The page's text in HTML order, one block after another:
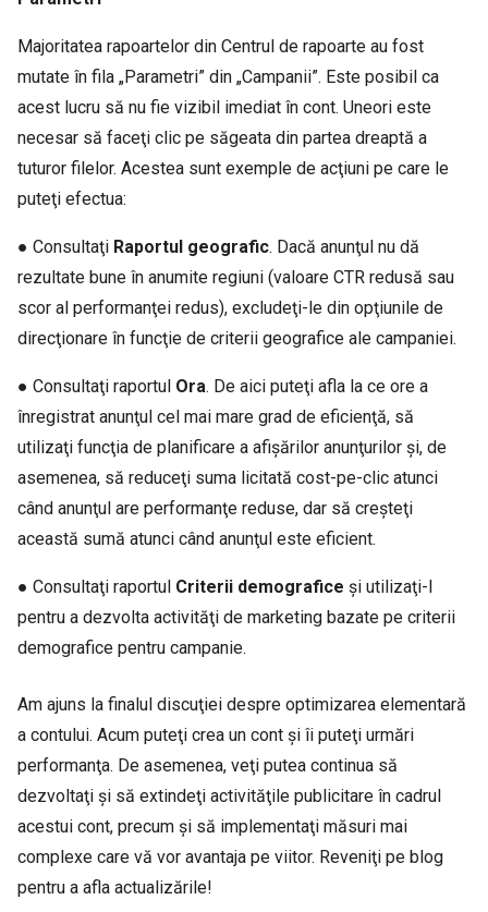
Majoritatea rapoartelor din Centrul de rapoarte au fost
mutate în fila „Parametri” din „Campanii”. Este posibil ca
acest lucru să nu fie vizibil imediat în cont. Uneori este
necesar să faceţi clic pe săgeata din partea dreaptă a
tuturor filelor. Acestea sunt exemple de acţiuni pe care le
puteţi efectua:
● Consultaţi Raportul geografic. Dacă anunţul nu dă
rezultate bune în anumite regiuni (valoare CTR redusă sau
scor al performanţei redus), excludeţi-le din opţiunile de
direcţionare în funcţie de criterii geografice ale campaniei.
● Consultaţi raportul Ora. De aici puteţi afla la ce ore a
înregistrat anunţul cel mai mare grad de eficienţă, să
utilizaţi funcţia de planificare a afişărilor anunţurilor şi, de
asemenea, să reduceţi suma licitată cost-pe-clic atunci
când anunţul are performanţe reduse, dar să creşteţi
această sumă atunci când anunţul este eficient.
● Consultaţi raportul Criterii demografice şi utilizaţi-l
pentru a dezvolta activităţi de marketing bazate pe criterii
demografice pentru campanie.
Am ajuns la finalul discuţiei despre optimizarea elementară
a contului. Acum puteţi crea un cont şi îi puteţi urmări
performanţa. De asemenea, veţi putea continua să
dezvoltaţi şi să extindeţi activităţile publicitare în cadrul
acestui cont, precum şi să implementaţi măsuri mai
complexe care vă vor avantaja pe viitor. Reveniţi pe blog
pentru a afla actualizările!